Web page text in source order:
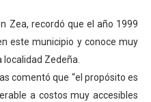
Zea, recordó que el año 1999
este municipio y conoce muy
localidad Zedeña.
comentó que “el propósito es
a costos muy accesibles